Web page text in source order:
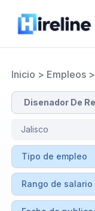
Inicio > Empleos>